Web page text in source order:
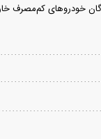
خودرو‌های